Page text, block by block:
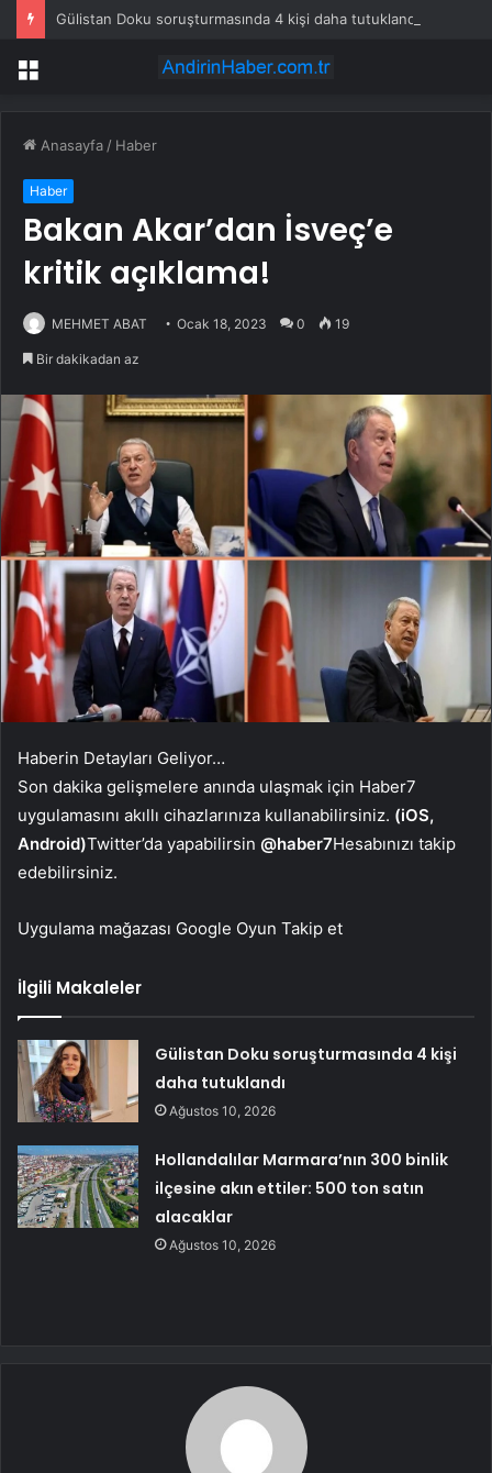
Gülistan Doku soruşturmasında 4 kişi daha tutuklandı
Menü
Anasayfa / Haber
Haber
Bakan Akar’dan İsveç’e
kritik açıklama!
MEHMET ABAT Ocak 18, 2023 0 19
Bir dakikadan az
Haberin Detayları Geliyor…
Son dakika gelişmelere anında ulaşmak için Haber7
uygulamasını akıllı cihazlarınıza kullanabilirsiniz. (iOS,
Android)Twitter’da yapabilirsin @haber7Hesabınızı takip
edebilirsiniz.
Uygulama mağazası Google Oyun Takip et
İlgili Makaleler
Gülistan Doku soruşturmasında 4 kişi
daha tutuklandı
Ağustos 10, 2026
Hollandalılar Marmara’nın 300 binlik
ilçesine akın ettiler: 500 ton satın
alacaklar
Ağustos 10, 2026